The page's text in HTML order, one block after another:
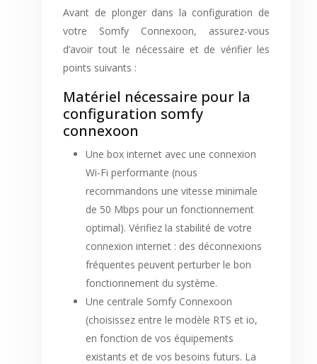
Avant de plonger dans la configuration de
votre Somfy Connexoon, assurez-vous
d’avoir tout le nécessaire et de vérifier les
points suivants :
Matériel nécessaire pour la
configuration somfy
connexoon
Une box internet avec une connexion
Wi-Fi performante (nous
recommandons une vitesse minimale
de 50 Mbps pour un fonctionnement
optimal). Vérifiez la stabilité de votre
connexion internet : des déconnexions
fréquentes peuvent perturber le bon
fonctionnement du système.
Une centrale Somfy Connexoon
(choisissez entre le modèle RTS et io,
en fonction de vos équipements
existants et de vos besoins futurs. La